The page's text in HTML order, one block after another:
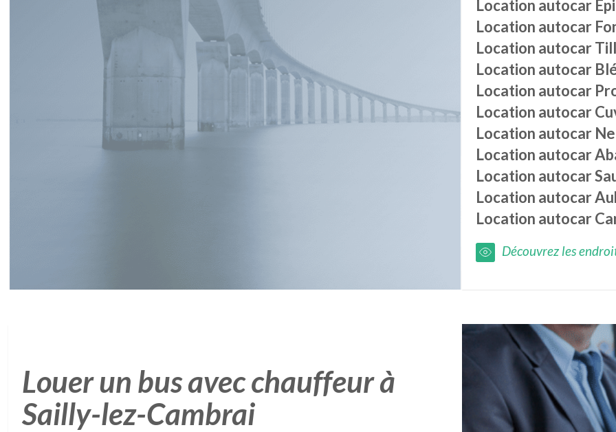
Location autocar
Location autocar
Location autocar
Location autocar
Location autocar
Location autocar
Location autocar
Location autocar
Location autocar
Location autocar
Location autocar
Découvrez les
Louer un bus avec chauffeur à
Sailly-lez-Cambrai